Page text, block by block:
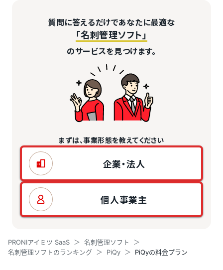
質問に答えるだけであなたに最適な
「名刺管理ソフト」
のサービスを見つけます。
まずは、事業形態を教えてください
企業・法人
個人事業主
PRONIアイミツ SaaS
名刺管理ソフト
名刺管理ソフトのランキング
PiQy PiQyの料金プラン